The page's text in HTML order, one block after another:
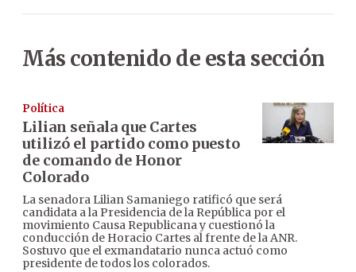
Más contenido de esta sección
Política
Lilian señala que Cartes
utilizó el partido como puesto
de comando de Honor
Colorado
La senadora Lilian Samaniego ratificó que será
candidata a la Presidencia de la República por el
movimiento Causa Republicana y cuestionó la
conducción de Horacio Cartes al frente de la ANR.
Sostuvo que el exmandatario nunca actuó como
presidente de todos los colorados.